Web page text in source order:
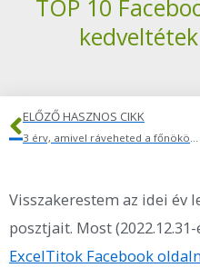
TOP 10
Előző
ELŐZŐ HASZNOS CIKK
3 érv, amivel ráveheted a főnököd, hogy támogassa az Excel tanulásod
Visszakerestem az idei év
posztjait. Most
ExcelTitok Facebook